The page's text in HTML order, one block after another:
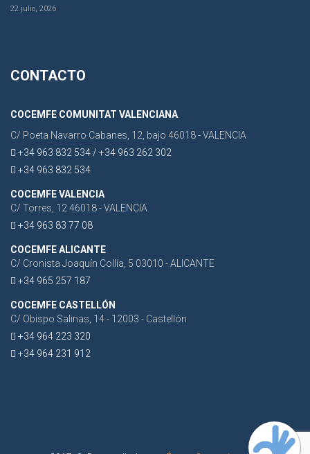
22 julio, 2026
CONTACTO
COCEMFE COMUNITAT VALENCIANA
C/ Poeta Navarro Cabanes, 12, bajo 46018 - VALENCIA
+34 963 832 534 / +34 963 262 302
+34 963 832 534
COCEMFE VALENCIA
C/ Torres, 12 46018 - VALENCIA
+34 963 83 77 08
COCEMFE ALICANTE
C/ Cronista Joaquín Collía, 5 03010 - ALICANTE
+34 965 257 187
COCEMFE CASTELLÓN
C/ Obispo Salinas, 14 - 12003 - Castellón
+34 964 223 320
+34 964 231 912